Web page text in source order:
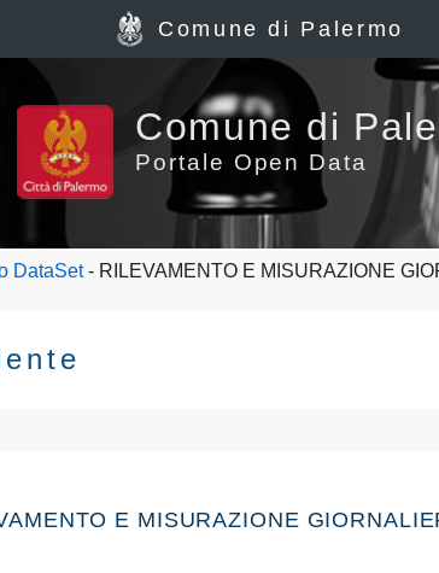
Comune di Palermo
Comune di
Portale Open Data
DataSet- RILEVAMENTO E MISURAZIONE
E MISURAZIONE